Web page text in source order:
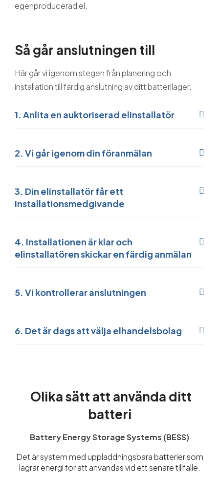
egenproducerad el.
Så går anslutningen till
Här går vi igenom stegen från planering och
installation till färdig anslutning av ditt batterilager.
1. Anlita en auktoriserad elinstallatör
2. Vi går igenom din föranmälan
3. Din elinstallatör får ett
installationsmedgivande
4. Installationen är klar och
elinstallatören skickar en färdig anmälan
5. Vi kontrollerar anslutningen
6. Det är dags att välja elhandelsbolag
Olika sätt att använda ditt
batteri
Battery Energy Storage Systems (BESS)
Det är system med uppladdningsbara batterier som
lagrar energi för att användas vid ett senare tillfälle.